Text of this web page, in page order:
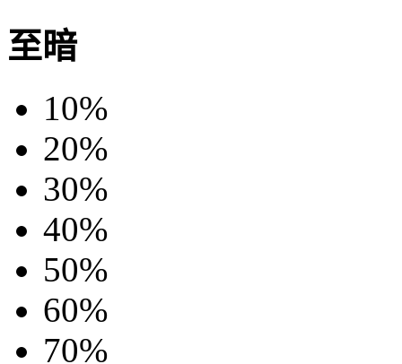
至暗
10%
20%
30%
40%
50%
60%
70%